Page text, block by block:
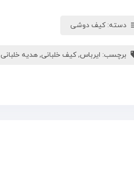
دسته:کیف دوشی
برچسب: ایرباس,کیف خلبانی, هدیه خلبانی